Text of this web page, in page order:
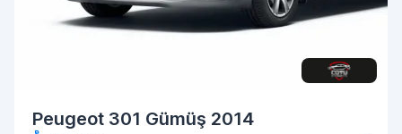
Peugeot 301 Gümüş 2014